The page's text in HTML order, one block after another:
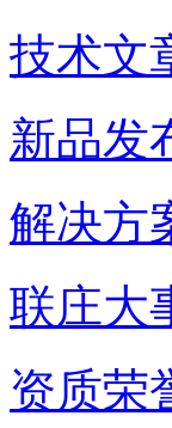
技术文
新品发
解决方
联庄大
资质荣